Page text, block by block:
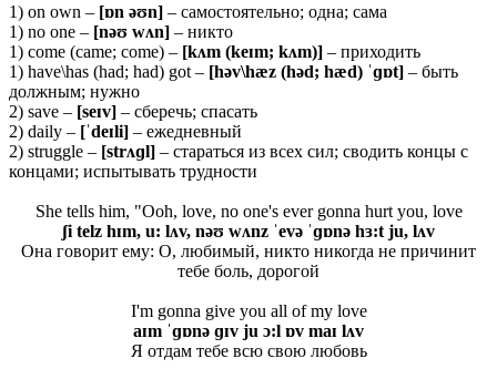
1) on own – [ɒn əʊn] – самостоятельно; одна; сама
1) no one – [nəʊ wʌn] – никто
1) come (came; come) – [kʌm (keɪm; kʌm)] – приходить
1) have\has (had; had) got – [həv\hæz (həd; hæd) ˈɡɒt] – быть
должным; нужно
2) save – [seɪv] – сберечь; спасать
2) daily – [ˈdeɪli] – ежедневный
2) struggle – [strʌɡl] – стараться из всех сил; сводить концы с
концами; испытывать трудности
She tells him, "Ooh, love, no one's ever gonna hurt you, love
ʃi telz hɪm, u: lʌv, nəʊ wʌnz ˈevə ˈɡɒnə hɜ:t ju, lʌv
Она говорит ему: О, любимый, никто никогда не причинит
тебе боль, дорогой
I'm gonna give you all of my love
aɪm ˈɡɒnə ɡɪv ju ɔ:l ɒv maɪ lʌv
Я отдам тебе всю свою любовь